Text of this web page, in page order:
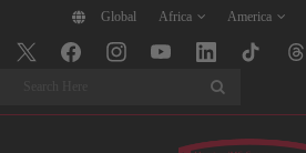
Global Africa America